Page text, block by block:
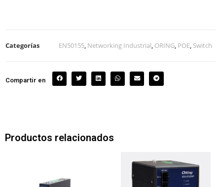
Categorías EN50155 Networking Industrial ORING POE Switch
Compartir en
Productos relacionados